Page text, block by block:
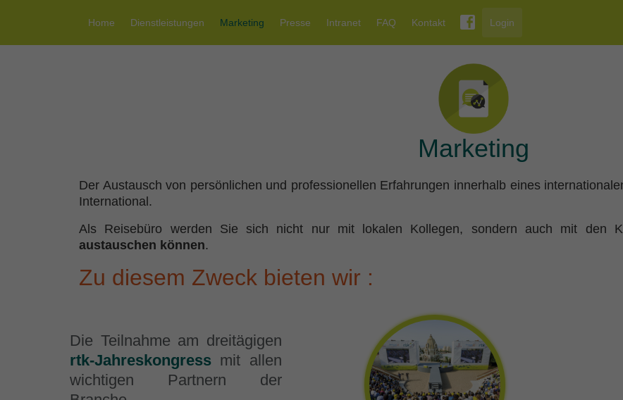
Home Dienstleistungen Marketing Presse Intranet FAQ Kontakt Login
Marketing
Der Austausch von persönlichen und professionellen Erfahrungen innerhalb eines
International.
Als Reisebüro werden Sie sich nicht nur mit lokalen Kollegen, sondern auch mit den
austauschen können.
Zu diesem Zweck bieten wir :
Die Teilnahme am dreitägigen
rtk-Jahreskongress mit allen
wichtigen Partnern der